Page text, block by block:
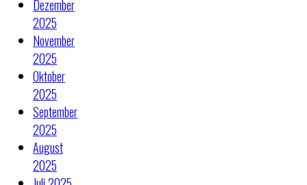
Dezember
2025
November
2025
Oktober
2025
September
2025
August
2025